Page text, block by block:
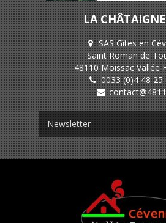
LA
SAS Gîtes en
Saint Roman de
48110 Moissac Vallée
0033 (0)4 48 25